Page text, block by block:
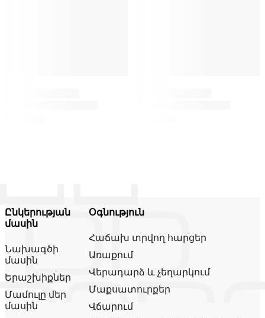
Ընկերության
մասին
Նախագծի
մասին
Երաշխիքներ
Մամուլը մեր
մասին
Օգնություն
Հաճախ տրվող հարցեր
Առաքում
Վերադարձ և չեղարկում
Մաքսատուրքեր
Վճարում